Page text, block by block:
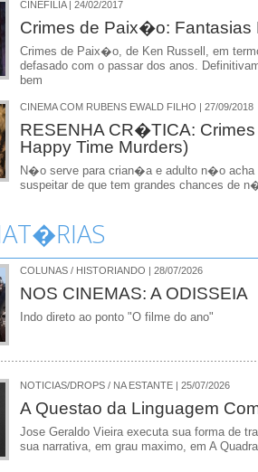
CINEFILIA | 24/02/2017
Crimes de Paix�o: Fantasias
Crimes de Paix�o, de Ken Russell, em
defasado com o passar dos anos.
bem
CINEMA COM RUBENS EWALD FILHO | 27/09/2018
RESENHA CR�TICA:
Happy Time Murders)
N�o serve para crian�a e adulto n�o
suspeitar de que tem grandes chances de
COLUNAS / HISTORIANDO | 28/07/2026
NOS CINEMAS: A ODISSEIA
Indo direto ao ponto "O filme do ano"
NOTICIAS/DROPS / NA ESTANTE | 25/07/2026
A Questao da Linguagem
Jose Geraldo Vieira executa sua forma de
sua narrativa, em grau maximo, em A